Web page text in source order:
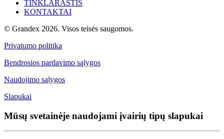
TINKLARAŠTIS
KONTAKTAI
© Grandex 2026. Visos teisės saugomos.
Privatumo politika
Bendrosios pardavimo sąlygos
Naudojimo sąlygos
Slapukai
Mūsų svetainėje naudojami įvairių tipų slapukai